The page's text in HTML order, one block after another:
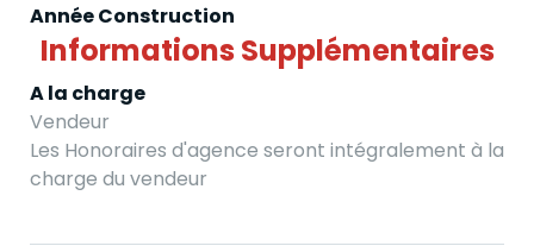
Année Construction
Informations Supplémentaires
A la charge
Vendeur
Les Honoraires d'agence seront intégralement à la
charge du vendeur